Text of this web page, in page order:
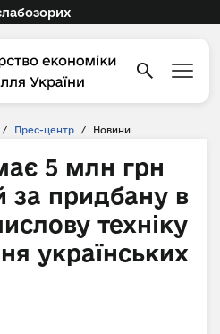
/ Прес-центр / Новини
5 млн грн
за придбану в
техніку
українських